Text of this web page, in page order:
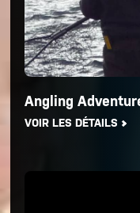
Angling
VOIR LES DÉTAILS